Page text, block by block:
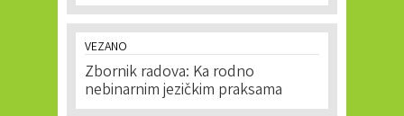
VEZANO
Zbornik radova: Ka rodno
nebinarnim jezičkim praksama